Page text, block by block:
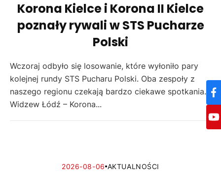
Korona Kielce i Korona II Kielce
poznały rywali w STS Pucharze
Polski
Wczoraj odbyło się losowanie, które wyłoniło pary
kolejnej rundy STS Pucharu Polski. Oba zespoły z
naszego regionu czekają bardzo ciekawe spotkania.
Widzew Łódź – Korona...
2026-08-06 AKTUALNOŚCI